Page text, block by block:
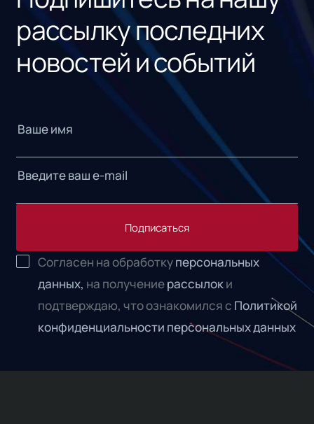
рассылку последних
новостей и событий
Подписаться
Согласен на обработкуперсональных
данных, на получениерассылоки
подтверждаю, что ознакомился с Политикой
конфиденциальности персональных данных